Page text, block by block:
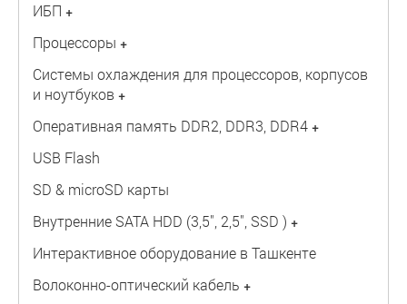
ИБП +
Процессоры +
Системы охлаждения для процессоров, корпусов
и ноутбуков +
Оперативная память DDR2, DDR3, DDR4 +
USB Flash
SD & microSD карты
Внутренние SATA HDD (3,5", 2,5", SSD ) +
Интерактивное оборудование в Ташкенте
Волоконно-оптический кабель +